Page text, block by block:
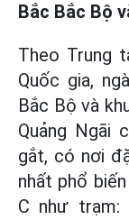
Bắc Bắc Bộ
Theo Trung
Quốc gia,
Bắc Bộ và
Quảng Ngãi
gắt, có nơi
nhất phổ
C như trạm: